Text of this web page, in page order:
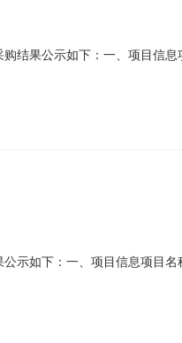
结果公示如下：一、项目信
式:采购单位统一社会信用代
示如下：一、项目信息项目
一社会信用代码或组织机构代